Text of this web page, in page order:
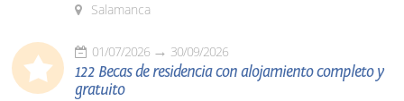
Salamanca
01/07/2026 30/09/2026
122 Becas de residencia con alojamiento completo y
gratuito